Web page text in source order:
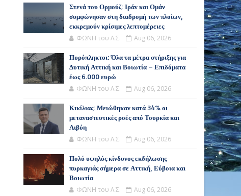
Στενά του Ορμούζ: Ιράν και Ομάν
συμφώνησαν στη διαδρομή των πλοίων,
εκκρεμούν κρίσιμες λεπτομέρειες
ΦΩΝΗ του Λ.Σ. Aug 06, 2026
Πυρόπληκτοι: Όλα τα μέτρα στήριξης για
Δυτική Αττική και Βοιωτία – Επιδόματα
έως 6.000 ευρώ
ΦΩΝΗ του Λ.Σ. Aug 06, 2026
Κικίλιας: Μειώθηκαν κατά 34% οι
μεταναστευτικές ροές από Τουρκία και
Λιβύη
ΦΩΝΗ του Λ.Σ. Aug 06, 2026
Πολύ υψηλός κίνδυνος εκδήλωσης
πυρκαγιάς σήμερα σε Αττική, Εύβοια και
Βοιωτία
ΦΩΝΗ του Λ.Σ. Aug 06, 2026